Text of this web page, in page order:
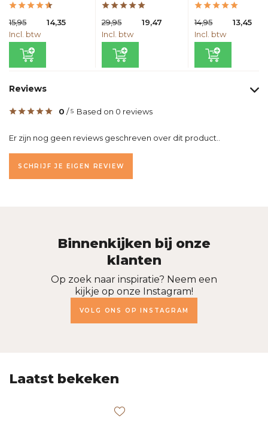
15,95
14,35
Incl. btw
29,95
19,47
Incl. btw
14,95
13,45
Incl. btw
Reviews
0 /5 Based on 0 reviews
Er zijn nog geen reviews geschreven over dit product..
SCHRIJF JE EIGEN REVIEW
Binnenkijken bij onze
klanten
Op zoek naar inspiratie? Neem een
kijkje op onze Instagram!
VOLG ONS OP INSTAGRAM
Laatst bekeken